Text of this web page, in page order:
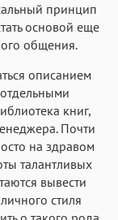
принцип
основой еще
общения.
описанием
книг,
Почти
на здравом
талантливых
вывести
стиля